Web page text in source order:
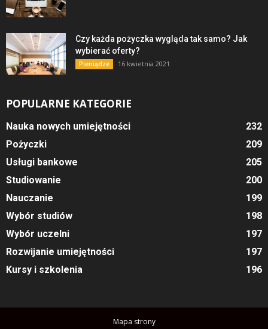
Czy każda pożyczka wygląda tak samo? Jak
wybierać oferty?
Pieniądze 16 kwietnia 2021
POPULARNE KATEGORIE
Nauka nowych umiejętności
232
Pożyczki
209
Usługi bankowe
205
Studiowanie
200
Nauczanie
199
Wybór studiów
198
Wybór uczelni
197
Rozwijanie umiejętności
197
Kursy i szkolenia
196
Mapa strony